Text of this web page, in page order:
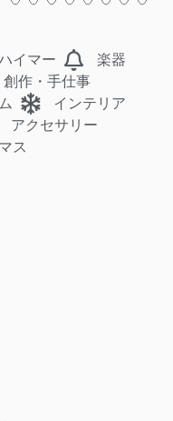
イマー
楽器
創作・手仕事
インテリア
アクセサリー
ス